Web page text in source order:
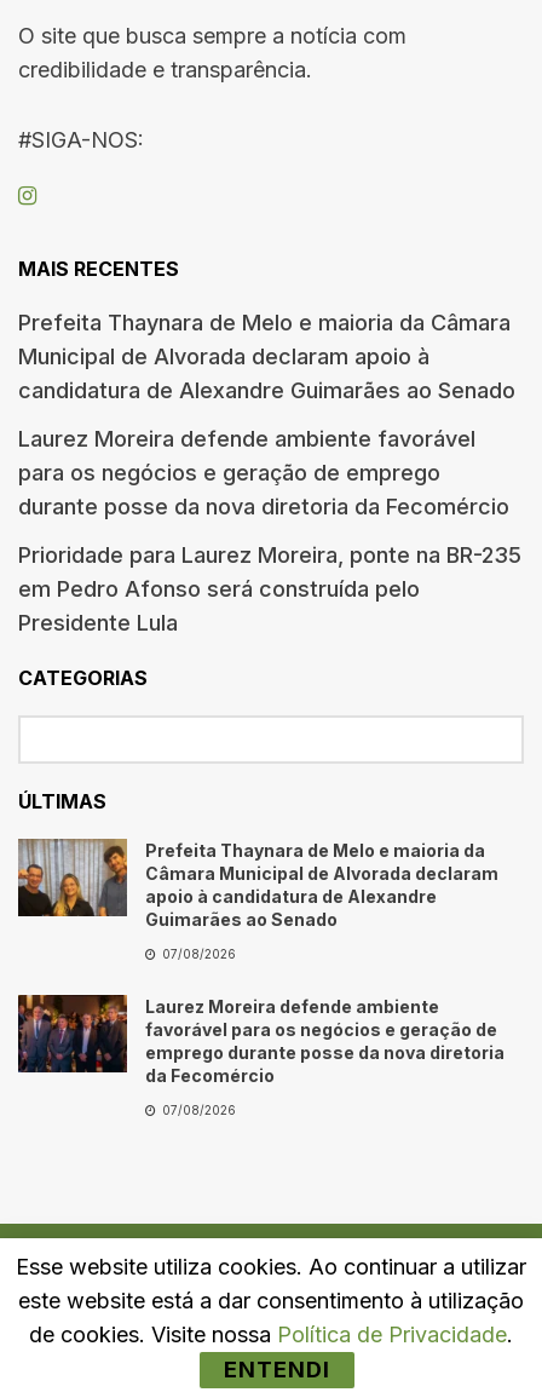
O site que busca sempre a notícia com
credibilidade e transparência.
#SIGA-NOS:
MAIS RECENTES
Prefeita Thaynara de Melo e maioria da Câmara
Municipal de Alvorada declaram apoio à
candidatura de Alexandre Guimarães ao Senado
Laurez Moreira defende ambiente favorável
para os negócios e geração de emprego
durante posse da nova diretoria da Fecomércio
Prioridade para Laurez Moreira, ponte na BR-235
em Pedro Afonso será construída pelo
Presidente Lula
CATEGORIAS
ÚLTIMAS
Prefeita Thaynara de Melo e maioria da
Câmara Municipal de Alvorada declaram
apoio à candidatura de Alexandre
Guimarães ao Senado
07/08/2026
Laurez Moreira defende ambiente
favorável para os negócios e geração de
emprego durante posse da nova diretoria
da Fecomércio
07/08/2026
Quem Somos Fale Conosco Política de Privacidade
Esse website utiliza cookies. Ao continuar a utilizar
este website está a dar consentimento à utilização
de cookies. Visite nossa Política de Privacidade.
ENTENDI